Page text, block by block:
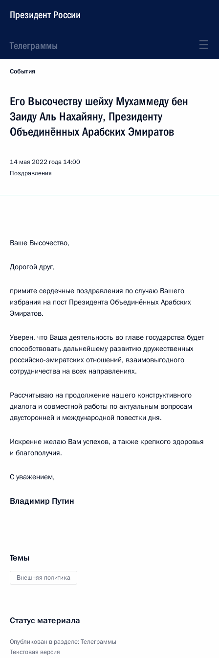
Президент России
Телеграммы
События
Его Высочеству шейху Мухаммеду бен
Заиду Аль Нахайяну, Президенту
Объединённых Арабских Эмиратов
14 мая 2022 года 14:00
Поздравления
Ваше Высочество,
Дорогой друг,
примите сердечные поздравления по случаю Вашего
избрания на пост Президента Объединённых Арабских
Эмиратов.
Уверен, что Ваша деятельность во главе государства будет
способствовать дальнейшему развитию дружественных
российско-эмиратских отношений, взаимовыгодного
сотрудничества на всех направлениях.
Рассчитываю на продолжение нашего конструктивного
диалога и совместной работы по актуальным вопросам
двусторонней и международной повестки дня.
Искренне желаю Вам успехов, а также крепкого здоровья
и благополучия.
С уважением,
Владимир Путин
Темы
Внешняя политика
Статус материала
Опубликован в разделе:Телеграммы
Текстовая версия